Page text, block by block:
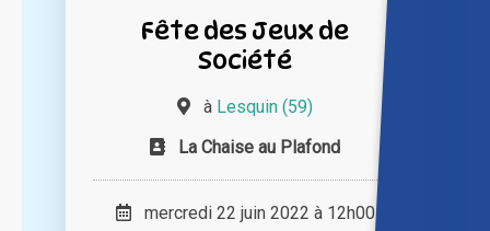
Fête des Jeux de
Société
à Lesquin (59)
La Chaise au Plafond
mercredi 22 juin 2022 à 12h00